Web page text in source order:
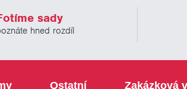
sady
hned rozdíl
Ostatní Zakázková